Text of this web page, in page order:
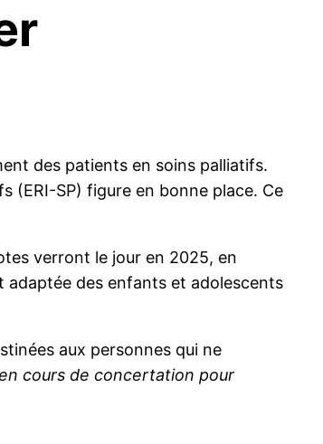
des patients en soins palliatifs.
(ERI-SP) figure en bonne place. Ce
verront le jour en 2025, en
adaptée des enfants et adolescents
aux personnes qui ne
cours de concertation pour